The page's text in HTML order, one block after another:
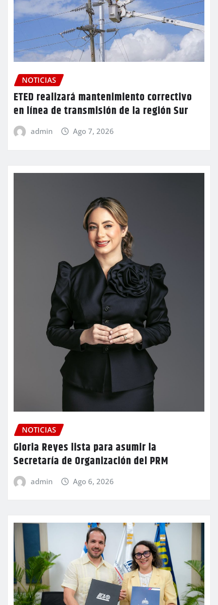
NOTICIAS
ETED realizará mantenimiento correctivo
en línea de transmisión de la región Sur
admin Ago 7, 2026
NOTICIAS
Gloria Reyes lista para asumir la
Secretaría de Organización del PRM
admin Ago 6, 2026